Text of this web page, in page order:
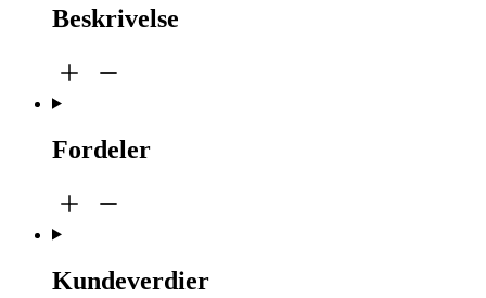
Beskrivelse
Fordeler
Kundeverdier